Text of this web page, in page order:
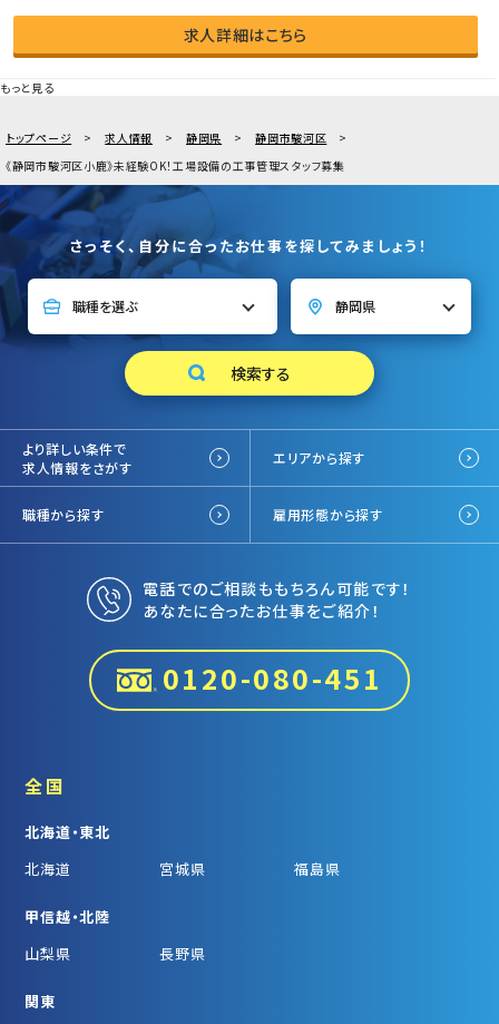
求人詳細はこちら
もっと見る
トップページ 求人情報 静岡県
静岡市駿河区
《静岡市駿河区小鹿》未経験OK！工場設備の工事管理スタッフ募集
さっそく、自分に合ったお仕事を探してみましょう！
より詳しい条件で
求人情報をさがす
エリアから探す
職種から探す 雇用形態から探す
電話でのご相談ももちろん可能です！
あなたに合ったお仕事をご紹介！
0120-080-451
全国
北海道・東北
北海道
宮城県 福島県
甲信越・北陸
山梨県
長野県
関東